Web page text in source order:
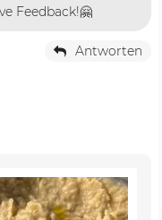
Feedback!🤗
Antworten